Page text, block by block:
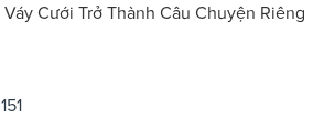
Cưới Trở Thành Câu Chuyện Riêng
151